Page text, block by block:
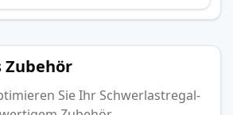
Zubehör
Sie Ihr Schwerlastregal-